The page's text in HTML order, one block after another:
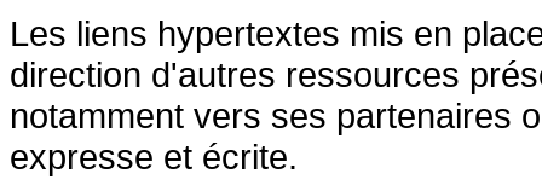
Les liens hypertextes mis en
direction d'autres ressources
notamment vers ses partenaires
expresse et écrite.